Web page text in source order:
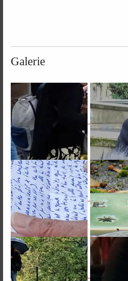
Galerie